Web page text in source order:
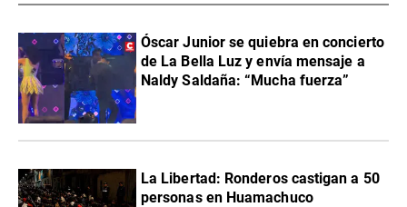
Óscar Junior se quiebra en concierto
de La Bella Luz y envía mensaje a
Naldy Saldaña: “Mucha fuerza”
La Libertad: Ronderos castigan a 50
personas en Huamachuco